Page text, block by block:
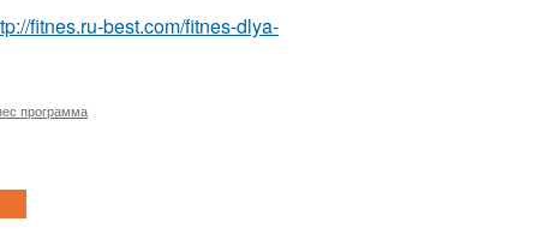
fitnes.ru-best.com/fitnes-dlya-
программа